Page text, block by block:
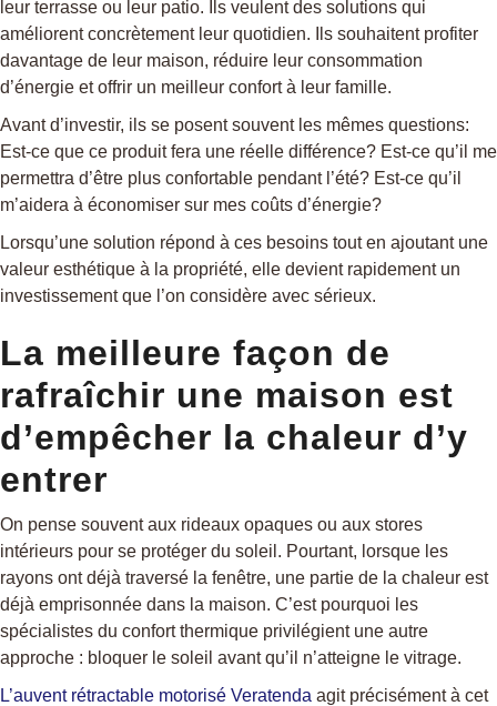
leur terrasse ou leur patio. Ils veulent des solutions qui
améliorent concrètement leur quotidien. Ils souhaitent profiter
davantage de leur maison, réduire leur consommation
d’énergie et offrir un meilleur confort à leur famille.
Avant d’investir, ils se posent souvent les mêmes questions:
Est-ce que ce produit fera une réelle différence? Est-ce qu’il me
permettra d’être plus confortable pendant l’été? Est-ce qu’il
m’aidera à économiser sur mes coûts d’énergie?
Lorsqu’une solution répond à ces besoins tout en ajoutant une
valeur esthétique à la propriété, elle devient rapidement un
investissement que l’on considère avec sérieux.
La meilleure façon de
rafraîchir une maison est
d’empêcher la chaleur d’y
entrer
On pense souvent aux rideaux opaques ou aux stores
intérieurs pour se protéger du soleil. Pourtant, lorsque les
rayons ont déjà traversé la fenêtre, une partie de la chaleur est
déjà emprisonnée dans la maison. C’est pourquoi les
spécialistes du confort thermique privilégient une autre
approche : bloquer le soleil avant qu’il n’atteigne le vitrage.
L’auvent rétractable motorisé Veratenda agit précisément à cet